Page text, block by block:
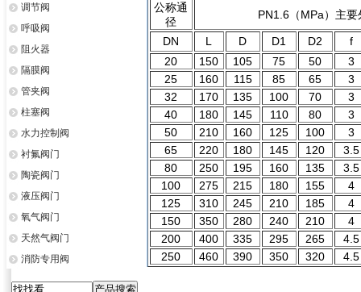
调节阀
呼吸阀
阻火器
隔膜阀
管夹阀
柱塞阀
水力控制阀
衬氟阀门
陶瓷阀门
液压阀门
氧气阀门
天然气阀门
消防专用阀
公称通
径
PN1.6（MPa）主
DN L D D1 D2
f
20
150 105 75 50
3
25
160 115 85 65
3
32
170 135 100 70
3
40
180 145 110 80
3
50
210 160 125 100
3
65
220 180 145 120
3.5
80
250 195 160 135
3.5
100
275 215 180 155
4
125
310 245 210 185
4
150
350 280 240 210
4
200
400 335 295 265
4.5
250
460 390 350 320 4.5